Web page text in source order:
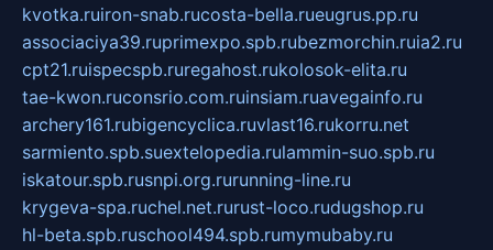
kvotka.ruiron-snab.rucosta-bella.rueugrus.pp.ru
associaciya39.ruprimexpo.spb.rubezmorchin.ruia2.ru
cpt21.ruispecspb.ruregahost.rukolosok-elita.ru
tae-kwon.ruconsrio.com.ruinsiam.ruavegainfo.ru
archery161.rubigencyclica.ruvlast16.rukorru.net
sarmiento.spb.suextelopedia.rulammin-suo.spb.ru
iskatour.spb.rusnpi.org.rurunning-line.ru
krygeva-spa.ruchel.net.rurust-loco.rudugshop.ru
hl-beta.spb.ruschool494.spb.rumymubaby.ru